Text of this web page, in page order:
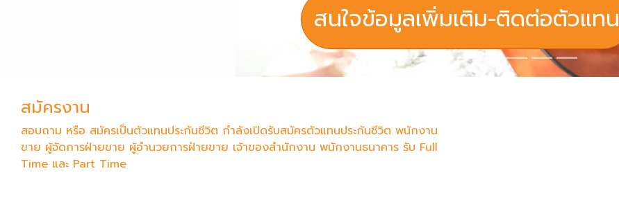
สนใจข้อมูลเพิ่มเติม-ติดต่อตัวแทน
สมัครงาน
สอบถาม หรือ สมัครเป็นตัวแทนประกันชีวิต กำลังเปิดรับสมัครตัวแทนประกันชีวิต พนักงาน
ขาย ผู้จัดการฝ่ายขาย ผู้อำนวยการฝ่ายขาย เจ้าของสำนักงาน พนักงานธนาคาร รับ Full
Time และ Part Time